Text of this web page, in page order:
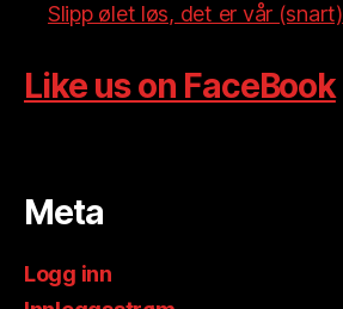
Slipp ølet løs, det er vår (snart)
Like us on FaceBook
Meta
Logg inn